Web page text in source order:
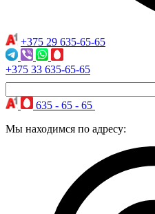
+375 29 635-65-65
+375 33 635-65-65
635 - 65 - 65
Мы находимся по адресу: